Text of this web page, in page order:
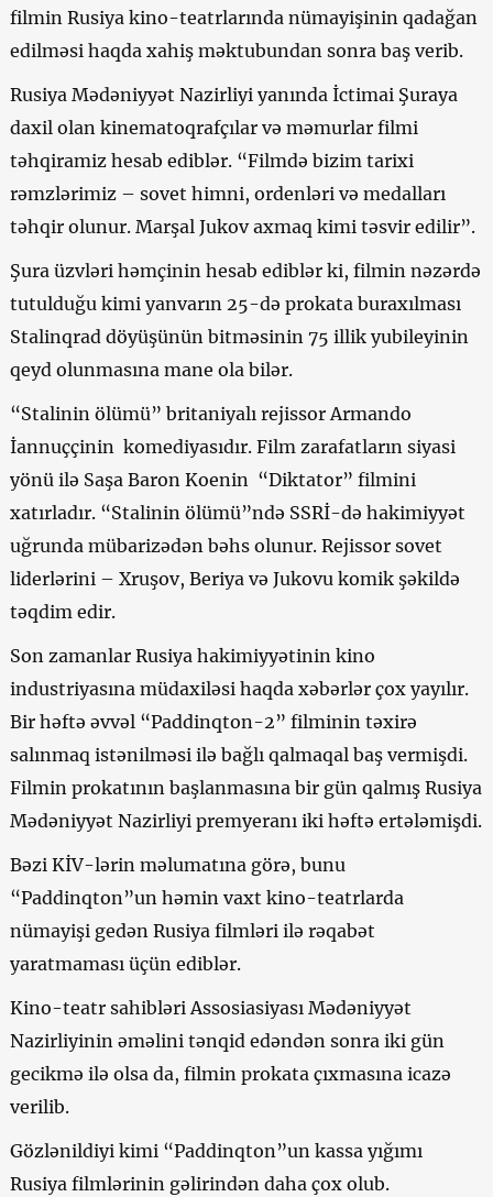
filmin Rusiya kino-teatrlarında nümayişinin qadağan
edilməsi haqda xahiş məktubundan sonra baş verib.
Rusiya Mədəniyyət Nazirliyi yanında İctimai Şuraya
daxil olan kinematoqrafçılar və məmurlar filmi
təhqiramiz hesab ediblər. “Filmdə bizim tarixi
rəmzlərimiz – sovet himni, ordenləri və medalları
təhqir olunur. Marşal Jukov axmaq kimi təsvir edilir”.
Şura üzvləri həmçinin hesab ediblər ki, filmin nəzərdə
tutulduğu kimi yanvarın 25-də prokata buraxılması
Stalinqrad döyüşünün bitməsinin 75 illik yubileyinin
qeyd olunmasına mane ola bilər.
“Stalinin ölümü” britaniyalı rejissor Armando
İannuççinin komediyasıdır. Film zarafatların siyasi
yönü ilə Saşa Baron Koenin “Diktator” filmini
xatırladır. “Stalinin ölümü”ndə SSRİ-də hakimiyyət
uğrunda mübarizədən bəhs olunur. Rejissor sovet
liderlərini – Xruşov, Beriya və Jukovu komik şəkildə
təqdim edir.
Son zamanlar Rusiya hakimiyyətinin kino
industriyasına müdaxiləsi haqda xəbərlər çox yayılır.
Bir həftə əvvəl “Paddinqton-2” filminin təxirə
salınmaq istənilməsi ilə bağlı qalmaqal baş vermişdi.
Filmin prokatının başlanmasına bir gün qalmış Rusiya
Mədəniyyət Nazirliyi premyeranı iki həftə ertələmişdi.
Bəzi KİV-lərin məlumatına görə, bunu
“Paddinqton”un həmin vaxt kino-teatrlarda
nümayişi gedən Rusiya filmləri ilə rəqabət
yaratmaması üçün ediblər.
Kino-teatr sahibləri Assosiasiyası Mədəniyyət
Nazirliyinin əməlini tənqid edəndən sonra iki gün
gecikmə ilə olsa da, filmin prokata çıxmasına icazə
verilib.
Gözlənildiyi kimi “Paddinqton”un kassa yığımı
Rusiya filmlərinin gəlirindən daha çox olub.